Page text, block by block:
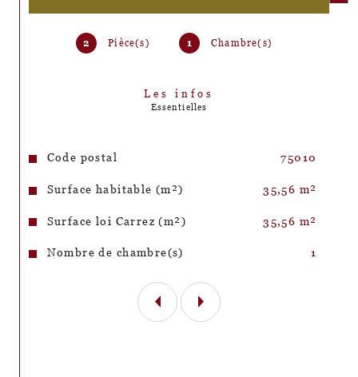
2 Pièce(s) 1 Chambre(s)
Les infos
Essentielles
Caractéristiques Valeurs
Code postal 75010
Surface habitable (m²) 35,56 m²
Surface loi Carrez (m²) 35,56 m²
Nombre de chambre(s) 1